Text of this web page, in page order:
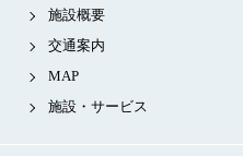
施設概要
交通案内
MAP
施設・サービス